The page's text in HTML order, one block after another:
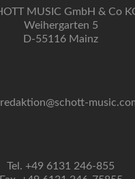
MUSIC GmbH & Co
Weihergarten 5
D-55116 Mainz
Tel. +49 6131 246-855